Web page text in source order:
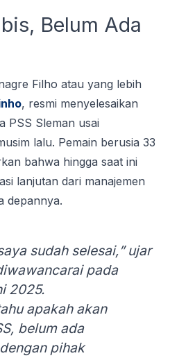
Belum Ada
Filho atau yang lebih
, resmi menyelesaikan
PSS Sleman usai
lalu. Pemain berusia 33
bahwa hingga saat ini
lanjutan dari manajemen
depannya.
sudah selesai,” ujar
pada
2025.
apakah akan
belum ada
pihak